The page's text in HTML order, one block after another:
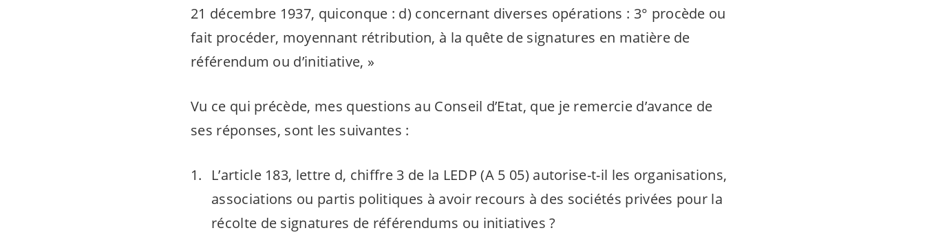
21 décembre 1937, quiconque : d) concernant diverses opérations : 3° procède ou
fait procéder, moyennant rétribution, à la quête de signatures en matière de
référendum ou d’initiative, »
Vu ce qui précède, mes questions au Conseil d’Etat, que je remercie d’avance de
ses réponses, sont les suivantes :
L’article 183, lettre d, chiffre 3 de la LEDP (A 5 05) autorise-t-il les organisations,
associations ou partis politiques à avoir recours à des sociétés privées pour la
récolte de signatures de référendums ou initiatives ?